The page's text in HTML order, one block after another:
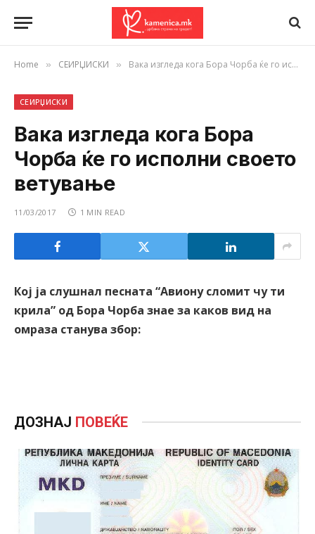
Home » СЕИРЏИСКИ » Вака изгледа кога Бора Чорба ќе го исполни своето ветување
СЕИРЏИСКИ
Вака изгледа кога Бора
Чорба ќе го исполни своето
ветување
11/03/2017 1 MIN READ
Кој ја слушнал песната “Авиону сломит чу ти
крила” од Бора Чорба знае за каков вид на
омраза станува збор:
ДОЗНАЈ ПОВЕЌЕ